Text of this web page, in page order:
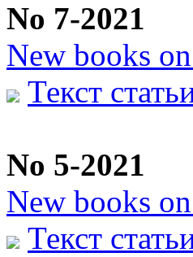
No 7-2021
New books
Текст
No 5-2021
New books
Текст